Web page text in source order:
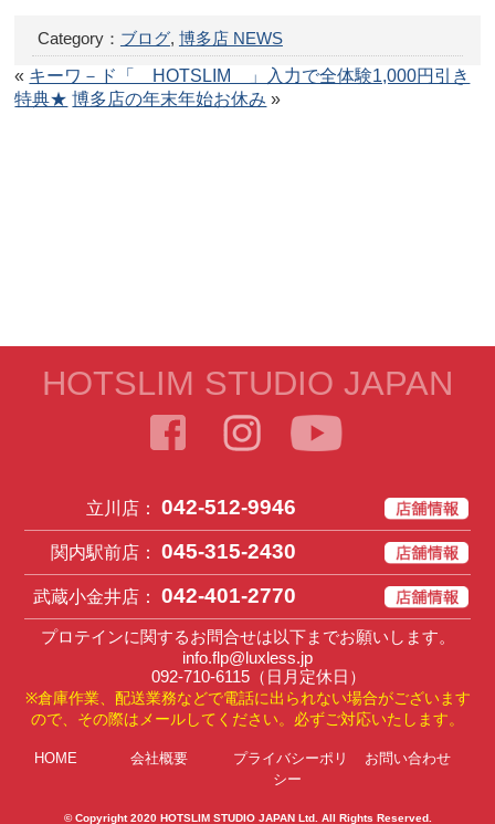
Category： ブログ, 博多店 NEWS
« キーワ－ド「 HOTSLIM 」入力で全体験1,000円引き
特典★ 博多店の年末年始お休み »
HOTSLIM STUDIO JAPAN
立川店： 042-512-9946
関内駅前店： 045-315-2430
武蔵小金井店： 042-401-2770
プロテインに関するお問合せは以下までお願いします。
info.flp@luxless.jp
092-710-6115（日月定休日）
※倉庫作業、配送業務などで電話に出られない場合がございます
ので、その際はメールしてください。必ずご対応いたします。
HOME 会社概要
プライバシーポリ
シー
お問い合わせ
© Copyright 2020 HOTSLIM STUDIO JAPAN Ltd. All Rights Reserved.